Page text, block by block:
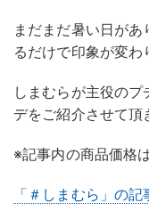
まだまだ暑い日が
るだけで印象が変わ
しまむらが主役の
デをご紹介させて頂
※記事内の商品価格
「＃しまむら」の